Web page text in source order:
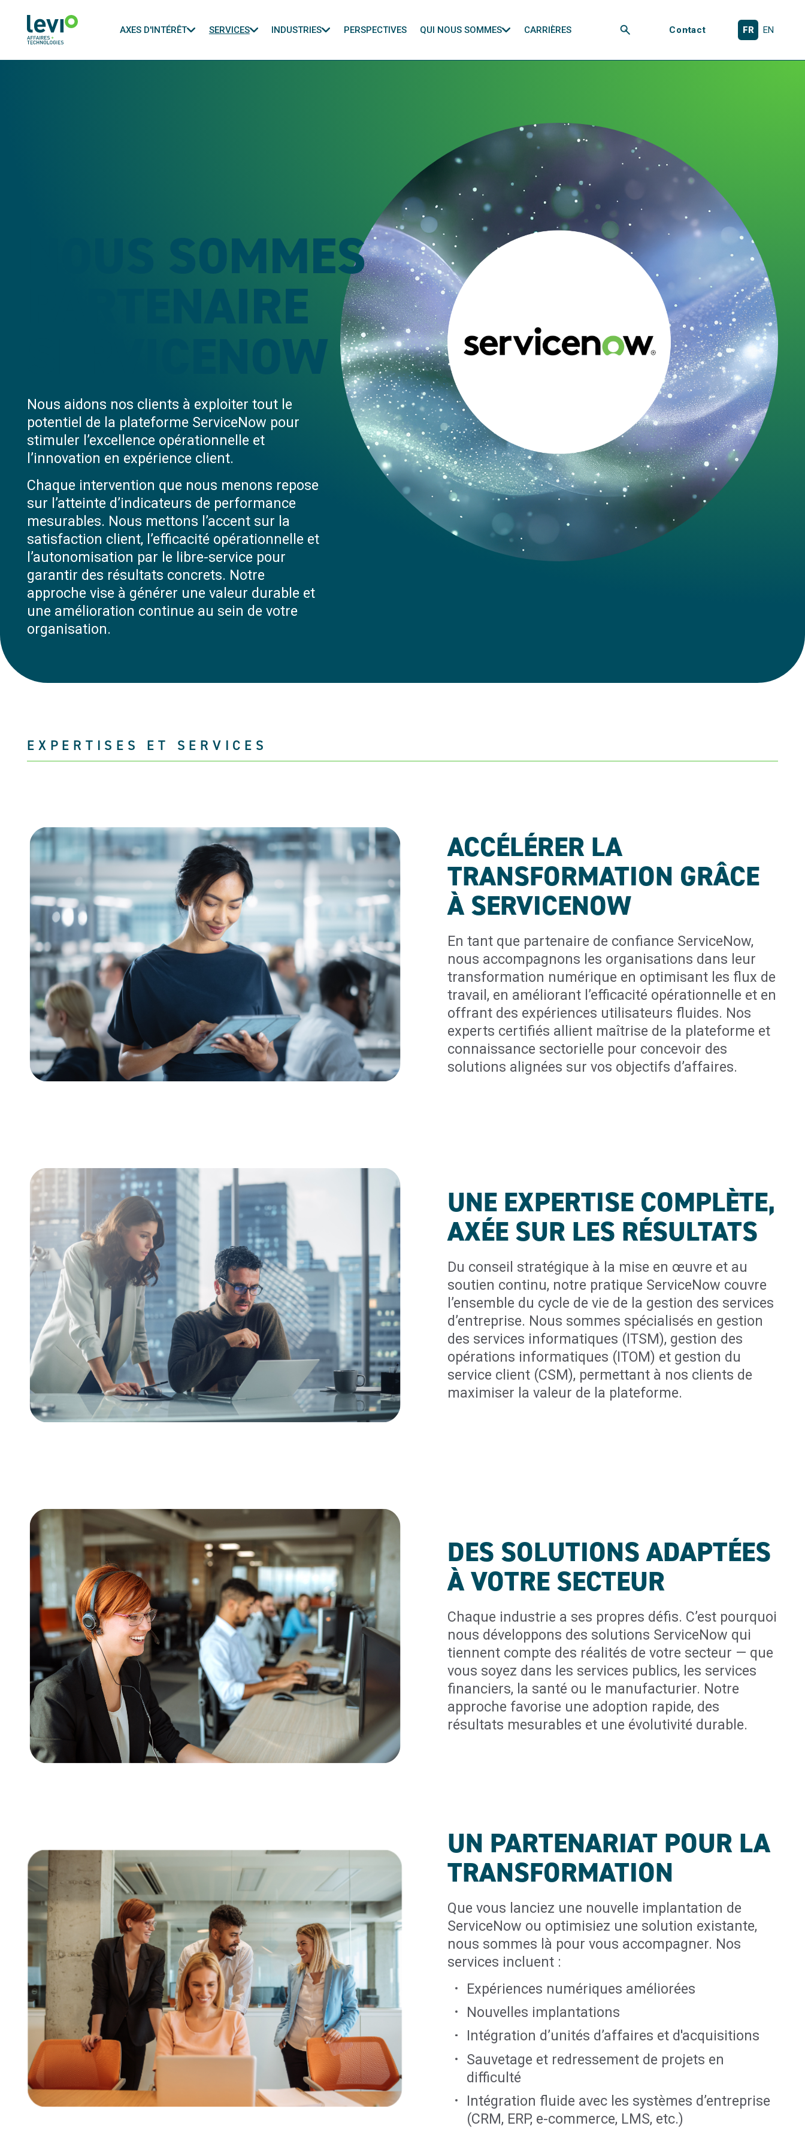
AXES D'INTÉRÊT SERVICES INDUSTRIES PERSPECTIVES QUI NOUS SOMMES CARRIÈRES Rechercher
Contact FR EN
NOUS SOMMES
PARTENAIRE
SERVICENOW
Nous aidons nos clients à exploiter tout le
potentiel de la plateforme ServiceNow pour
stimuler l’excellence opérationnelle et
l’innovation en expérience client.
Chaque intervention que nous menons repose
sur l’atteinte d’indicateurs de performance
mesurables. Nous mettons l’accent sur la
satisfaction client, l’efficacité opérationnelle et
l’autonomisation par le libre-service pour
garantir des résultats concrets. Notre
approche vise à générer une valeur durable et
une amélioration continue au sein de votre
organisation.
EXPERTISES ET SERVICES
ACCÉLÉRER LA
TRANSFORMATION GRÂCE
À SERVICENOW
En tant que partenaire de confiance ServiceNow,
nous accompagnons les organisations dans leur
transformation numérique en optimisant les flux de
travail, en améliorant l’efficacité opérationnelle et en
offrant des expériences utilisateurs fluides. Nos
experts certifiés allient maîtrise de la plateforme et
connaissance sectorielle pour concevoir des
solutions alignées sur vos objectifs d’affaires.
UNE EXPERTISE COMPLÈTE,
AXÉE SUR LES RÉSULTATS
Du conseil stratégique à la mise en œuvre et au
soutien continu, notre pratique ServiceNow couvre
l’ensemble du cycle de vie de la gestion des services
d’entreprise. Nous sommes spécialisés en gestion
des services informatiques (ITSM), gestion des
opérations informatiques (ITOM) et gestion du
service client (CSM), permettant à nos clients de
maximiser la valeur de la plateforme.
DES SOLUTIONS ADAPTÉES
À VOTRE SECTEUR
Chaque industrie a ses propres défis. C’est pourquoi
nous développons des solutions ServiceNow qui
tiennent compte des réalités de votre secteur — que
vous soyez dans les services publics, les services
financiers, la santé ou le manufacturier. Notre
approche favorise une adoption rapide, des
résultats mesurables et une évolutivité durable.
UN PARTENARIAT POUR LA
TRANSFORMATION
Que vous lanciez une nouvelle implantation de
ServiceNow ou optimisiez une solution existante,
nous sommes là pour vous accompagner. Nos
services incluent :
Expériences numériques améliorées
Nouvelles implantations
Intégration d’unités d’affaires et d'acquisitions
Sauvetage et redressement de projets en
difficulté
Intégration fluide avec les systèmes d’entreprise
(CRM, ERP, e-commerce, LMS, etc.)